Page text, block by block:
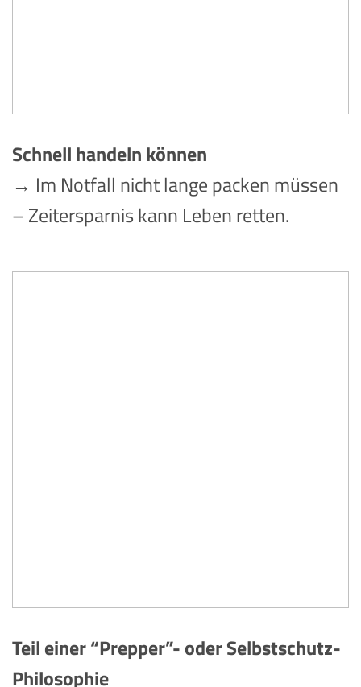
Schnell handeln können
→ Im Notfall nicht lange packen müssen
– Zeitersparnis kann Leben retten.
Teil einer “Prepper”- oder Selbstschutz-
Philosophie